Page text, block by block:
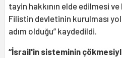
tayin hakkının elde edilmesi
Filistin devletinin kurulması
adım olduğu” kaydedildi.
“İsrail'in sisteminin